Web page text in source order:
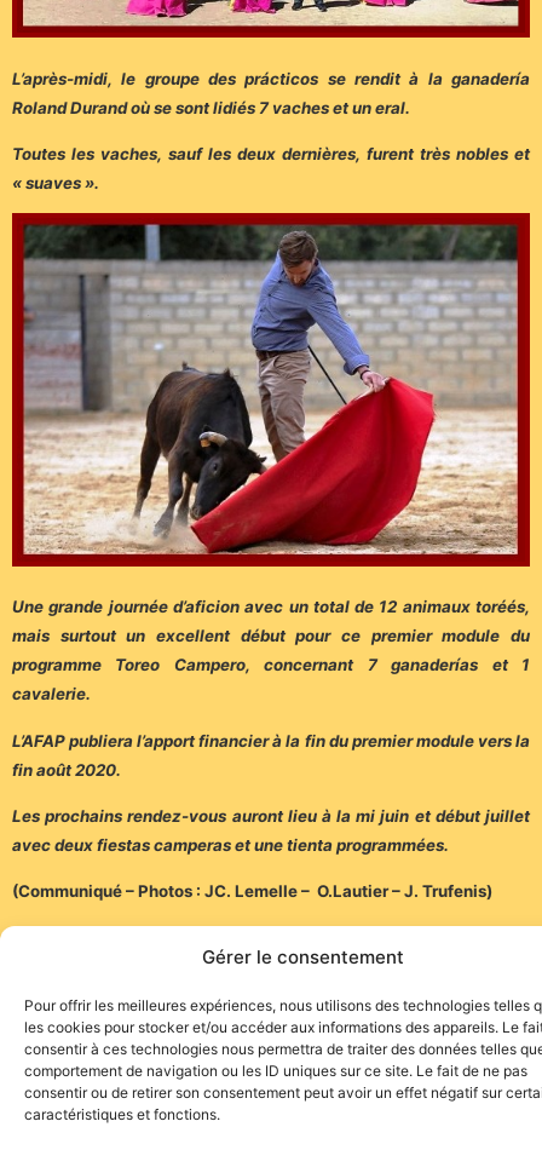
Gérer le consentement
Pour offrir les meilleures expériences, nous utilisons des technologies telles
les cookies pour stocker et/ou accéder aux informations des appareils. Le
consentir à ces technologies nous permettra de traiter des données telles
comportement de navigation ou les ID uniques sur ce site. Le fait de ne pas
consentir ou de retirer son consentement peut avoir un effet négatif sur
caractéristiques et fonctions.
L’après-midi, le groupe des prácticos se rendit à la ganadería
Roland Durand où se sont lidiés 7 vaches et un eral.
Toutes les vaches, sauf les deux dernières, furent très nobles et
« suaves ».
Une grande journée d’aficion avec un total de 12 animaux toréés,
mais surtout un excellent début pour ce premier module du
programme Toreo Campero, concernant 7 ganaderías et 1
cavalerie.
L’AFAP publiera l’apport financier à la fin du premier module vers la
fin août 2020.
Les prochains rendez-vous auront lieu à la mi juin et début juillet
avec deux fiestas camperas et une tienta programmées.
(Communiqué – Photos : JC. Lemelle – O.Lautier – J. Trufenis)
Site de l'association TOROFIESTA